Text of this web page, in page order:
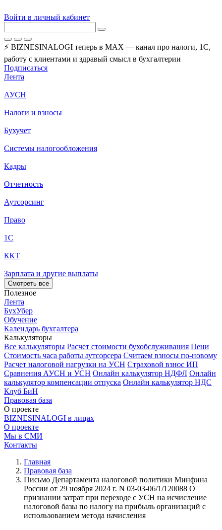
Войти в личный кабинет
⚡ BIZNESINALOGI теперь в MAX — канал про налоги, 1С,
работу с клиентами и здравый смысл в бухгалтерии
Подписаться
Лента
АУСН
Налоги и взносы
Бухучет
Системы налогообложения
Кадры
Отчетность
Аутсорсинг
Право
1С
ККТ
Зарплата и другие выплаты
Смотреть все
Полезное
Лента
БухУбер
Обучение
Календарь бухгалтера
Калькуляторы
Все калькуляторы Расчет стоимости бухобслуживания Пени
Стоимость часа работы аутсорсера Считаем взносы по-новому
Расчет налоговой нагрузки на УСН Страховой взнос ИП
Сравнения АУСН и УСН Онлайн калькулятор НДФЛ Онлайн
калькулятор компенсации отпуска Онлайн калькулятор НДС
Клуб БиН
Правовая база
О проекте
BIZNESINALOGI в лицах
О проекте
Мы в СМИ
Контакты
Главная
Правовая база
Письмо Департамента налоговой политики Минфина
России от 29 ноября 2024 г. N 03-03-06/1/120088 О
признании затрат при переходе с УСН на исчисление
налоговой базы по налогу на прибыль организаций с
использованием метода начисления